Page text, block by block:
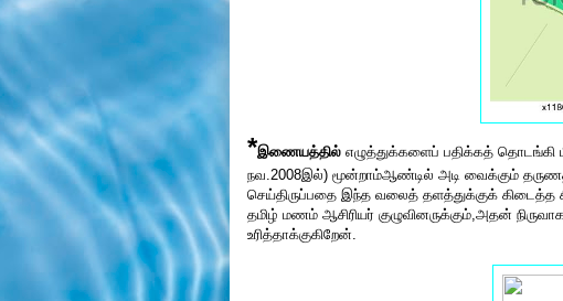
*இணையத்தில் எழுத்துக்களைப் பதிக்கத் தொடங்கி
நவ.2008இல்) மூன்றாம்ஆண்டில் அடி வைக்கும்
செய்திருப்பதை இந்த வலைத் தளத்துக்குக் கிடைத்த
தமிழ் மணம் ஆசிரியர் குழுவினருக்கும்,அதன்
உரித்தாக்குகிறேன்.